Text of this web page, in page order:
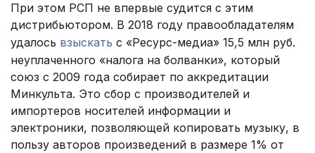
При этом РСП не впервые судится с этим
дистрибьютором. В 2018 году правообладателям
удалось взыскать с «Ресурс-медиа» 15,5 млн руб.
неуплаченного «налога на болванки», который
союз с 2009 года собирает по аккредитации
Минкульта. Это сбор с производителей и
импортеров носителей информации и
электроники, позволяющей копировать музыку, в
пользу авторов произведений в размере 1% от